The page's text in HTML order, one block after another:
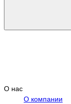
О нас
О компании